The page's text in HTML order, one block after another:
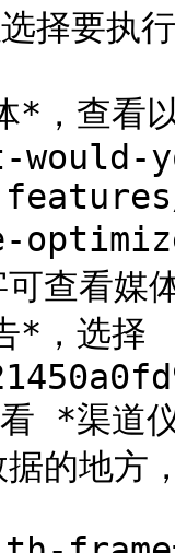
择要执
查看媒
渠道仪
据的地